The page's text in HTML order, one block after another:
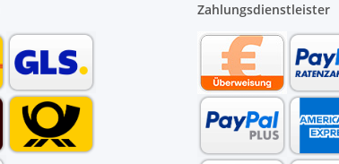
Zahlungsdienstleister